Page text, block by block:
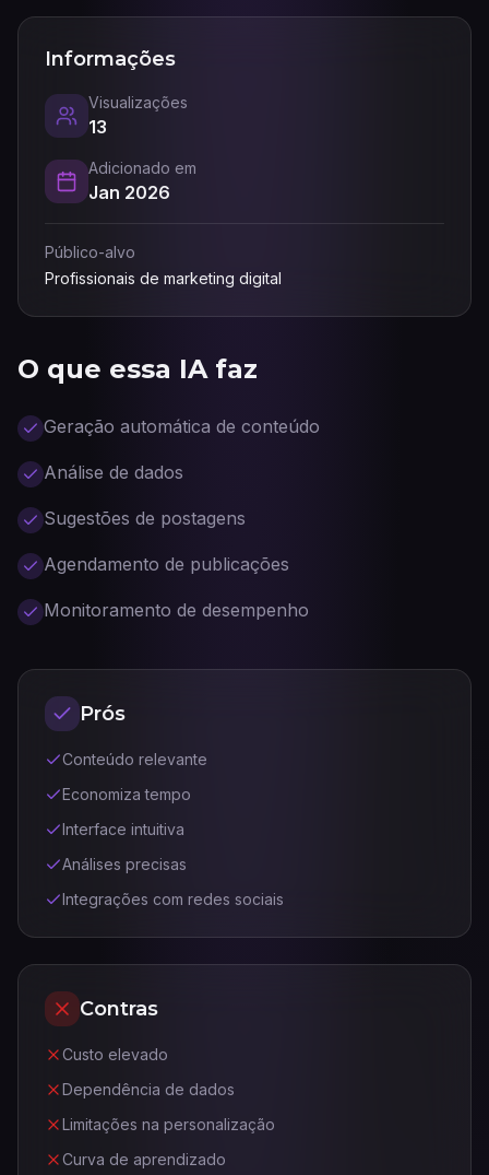
O que essa IA faz
Geração automática de conteúdo
Análise de dados
Sugestões de postagens
Agendamento de publicações
Monitoramento de desempenho
Prós
Conteúdo relevante
Economiza tempo
Interface intuitiva
Análises precisas
Integrações com redes sociais
Contras
Custo elevado
Dependência de dados
Limitações na personalização
Curva de aprendizado
Informações
Visualizações
13
Adicionado em
Jan 2026
Público-alvo
Profissionais de marketing digital